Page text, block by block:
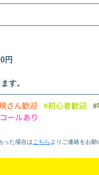
円
す。
さん歓迎 #初心者歓迎 #
ールあり
った場合はこちら より ご連絡をお願